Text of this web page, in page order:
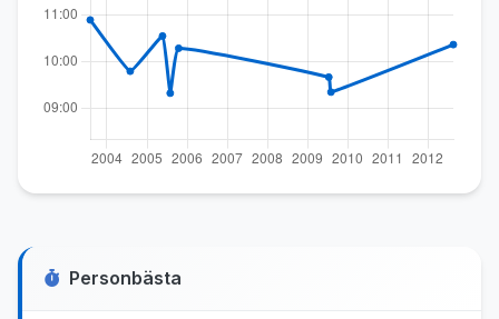
Personbästa